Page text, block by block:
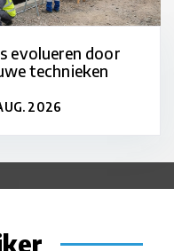
evolueren door
technieken
2026